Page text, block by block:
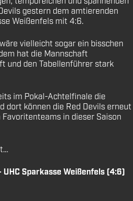
gestern dem amtierenden
Weißenfels mit 4:6.
vielleicht sogar ein bisschen
hat die Mannschaft
und den Tabellenführer stark
im Pokal-Achtelfinale die
dort können die Red Devils erneut
Favoritenteams in dieser Saison
Sparkasse Weißenfels (4:6)